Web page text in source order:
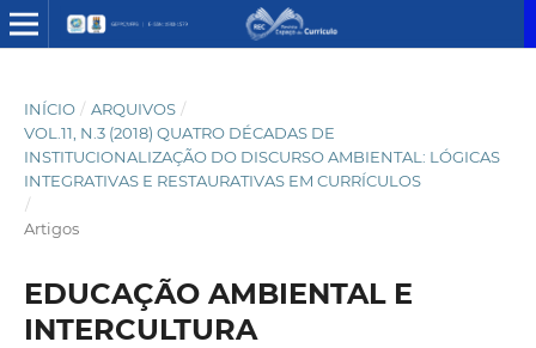
INÍCIO / ARQUIVOS /
VOL.11, N.3 (2018) QUATRO DÉCADAS DE
INSTITUCIONALIZAÇÃO DO DISCURSO AMBIENTAL: LÓGICAS
INTEGRATIVAS E RESTAURATIVAS EM CURRÍCULOS
/
Artigos
EDUCAÇÃO AMBIENTAL E
INTERCULTURA